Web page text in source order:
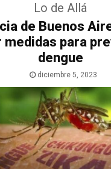
Lo de Allá
de Buenos
para
dengue
diciembre 5, 2023